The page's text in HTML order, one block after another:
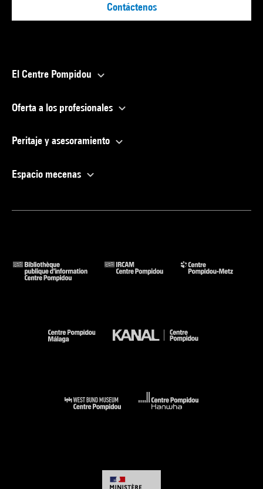
Contáctenos
El Centre Pompidou
Oferta a los profesionales
Peritaje y asesoramiento
Espacio mecenas